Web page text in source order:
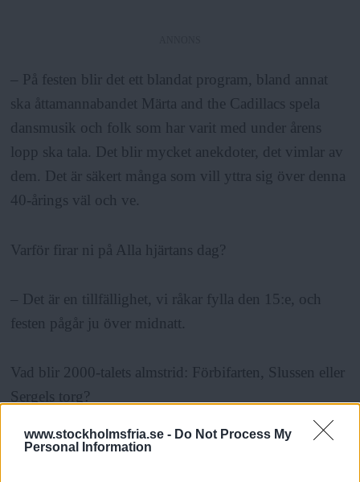
www.stockholmsfria.se - Do Not Process My
Personal Information
– På festen blir det ett blandat program, bland annat
ska åttamannabandet Märta and the Cadillacs spela
dansmusik och folk som har varit med under årens
lopp ska tala. Det blir mycket anekdoter, det vimlar av
dem. Det är säkert många som vill yttra sig över denna
40-årings väl och ve.
Varför firar ni på Alla hjärtans dag?
– Det är en tillfällighet, vi råkar fylla den 15:e, och
festen pågår ju över midnatt.
Vad blir 2000-talets almstrid: Förbifarten, Slussen eller
Sergels torg?
– Det är ju tre av de frågor som är aktuella, sedan har
vi nya Årstafältet och Norra station, där kommer det